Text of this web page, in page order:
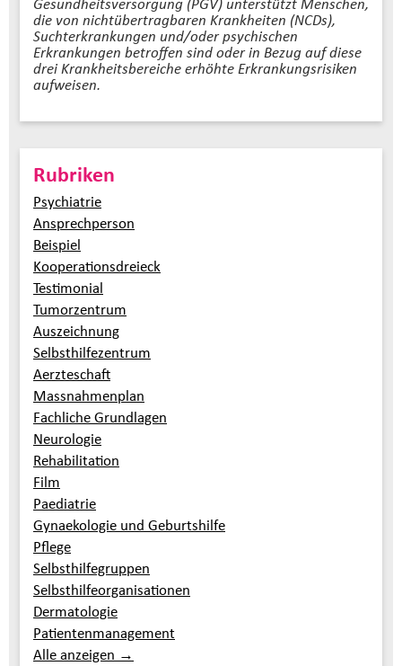
die von nichtübertragbaren Krankheiten (NCDs),
Suchterkrankungen und/oder psychischen
Erkrankungen betroffen sind oder in Bezug auf diese
drei Krankheitsbereiche erhöhte Erkrankungsrisiken
aufweisen.
Rubriken
Psychiatrie
Ansprechperson
Beispiel
Kooperationsdreieck
Testimonial
Tumorzentrum
Auszeichnung
Selbsthilfezentrum
Aerzteschaft
Massnahmenplan
Fachliche Grundlagen
Neurologie
Rehabilitation
Film
Paediatrie
Gynaekologie und Geburtshilfe
Pflege
Selbsthilfegruppen
Selbsthilfeorganisationen
Dermatologie
Patientenmanagement
Alle anzeigen →